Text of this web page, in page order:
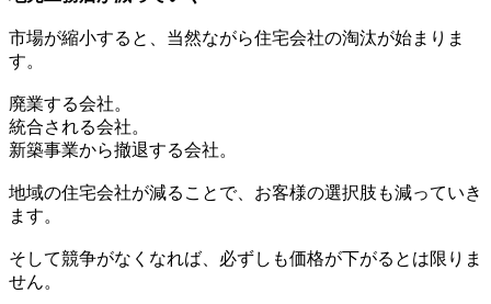
市場が縮小すると、当然ながら住宅会社の淘汰が始まりま
す。
廃業する会社。
統合される会社。
新築事業から撤退する会社。
地域の住宅会社が減ることで、お客様の選択肢も減っていき
ます。
そして競争がなくなれば、必ずしも価格が下がるとは限りま
せん。